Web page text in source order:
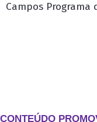
Campos Programa